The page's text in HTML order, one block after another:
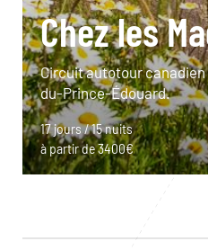
Chez les
Circuit autotour
du-Prince-Édouard.
17 jours / 15 nuits
à partir de 3400€